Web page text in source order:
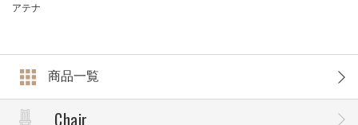
アテナ
商品一覧
Chair